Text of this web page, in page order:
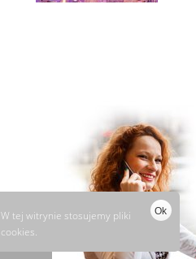
W tej witrynie stosujemy pliki
cookies.
Ok